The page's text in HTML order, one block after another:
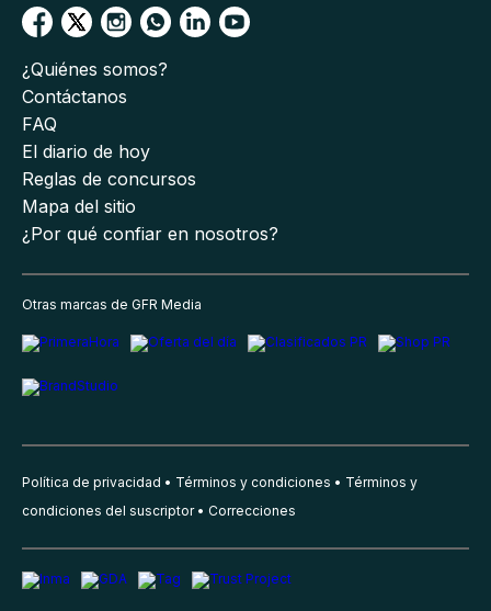
¿Quiénes somos?
Contáctanos
FAQ
El diario de hoy
Reglas de concursos
Mapa del sitio
¿Por qué confiar en nosotros?
Otras marcas de GFR Media
Política de privacidad Términos y condiciones
Términos y
condiciones del suscriptor
Correcciones